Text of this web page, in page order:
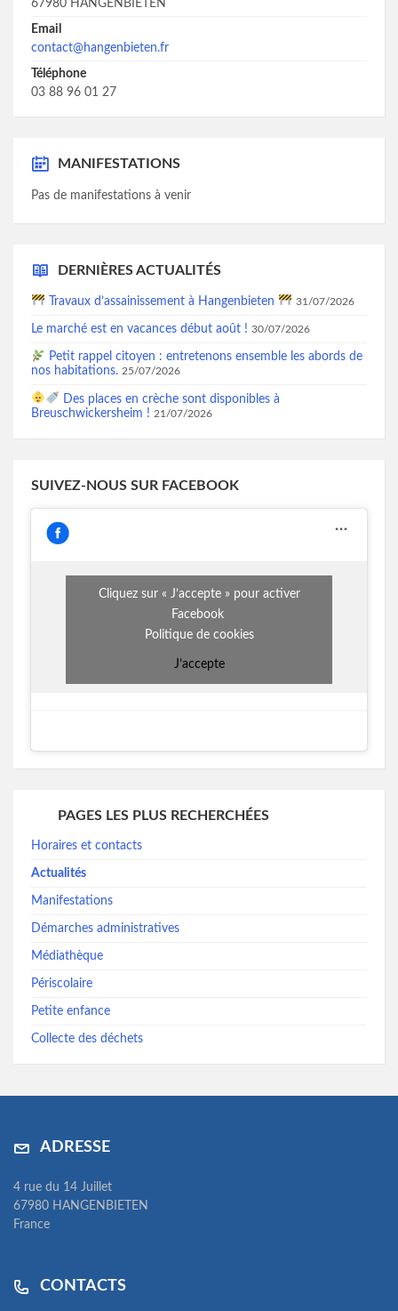
67980 HANGENBIETEN
Email
contact@hangenbieten.fr
Téléphone
03 88 96 01 27
MANIFESTATIONS
Pas de manifestations à venir
DERNIÈRES ACTUALITÉS
Travaux d’assainissement à Hangenbieten 31/07/2026
Le marché est en vacances début août ! 30/07/2026
Petit rappel citoyen : entretenons ensemble les abords de
nos habitations. 25/07/2026
Des places en crèche sont disponibles à
Breuschwickersheim ! 21/07/2026
SUIVEZ-NOUS SUR FACEBOOK
Cliquez sur « J’accepte » pour activer
Facebook
Politique de cookies
J’accepte
PAGES LES PLUS RECHERCHÉES
Horaires et contacts
Actualités
Manifestations
Démarches administratives
Médiathèque
Périscolaire
Petite enfance
Collecte des déchets
ADRESSE
4 rue du 14 Juillet
67980 HANGENBIETEN
France
CONTACTS